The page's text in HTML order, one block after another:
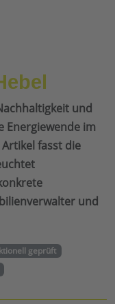
und
Energiewende im
fasst die
und
geprüft